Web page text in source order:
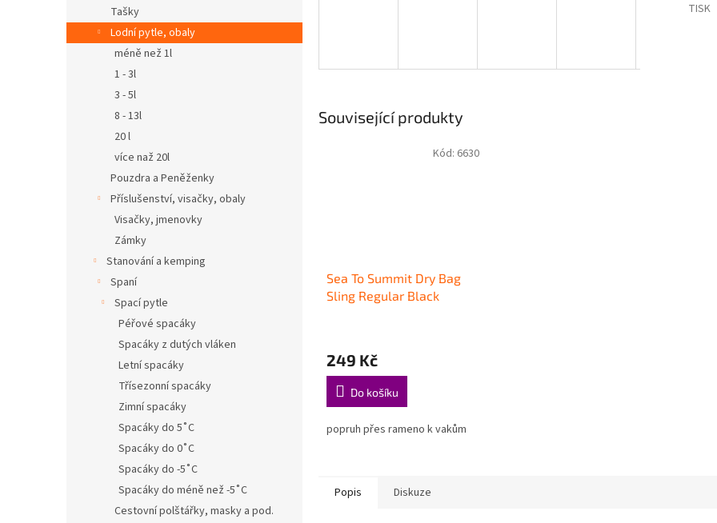
Tašky
Lodní pytle, obaly
méně než 1l
1 - 3l
3 - 5l
8 - 13l
20 l
více naž 20l
Pouzdra a Peněženky
Příslušenství, visačky, obaly
Visačky, jmenovky
Zámky
Stanování a kemping
Spaní
Spací pytle
Péřové spacáky
Spacáky z dutých vláken
Letní spacáky
Třísezonní spacáky
Zimní spacáky
Spacáky do 5˚C
Spacáky do 0˚C
Spacáky do -5˚C
Spacáky do méně než -5˚C
Cestovní polštářky, masky a pod.
TISK
Související produkty
Sea To Summit Dry Bag
Sling Regular Black
249 Kč
Do košíku
popruh přes rameno k vakům
Kód: 6630
Popis Diskuze